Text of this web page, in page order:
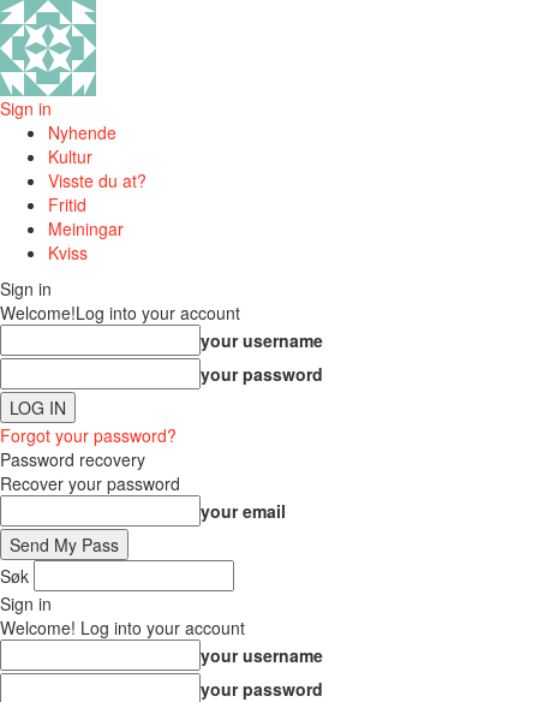
Sign in
Nyhende
Kultur
Visste du at?
Fritid
Meiningar
Kviss
Sign in
Welcome!Log into your account
your username
your password
Forgot your password?
Password recovery
Recover your password
your email
Søk
Sign in
Welcome! Log into your account
your username
your password